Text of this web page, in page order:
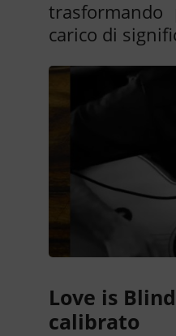
carico di
Love is
calibrato